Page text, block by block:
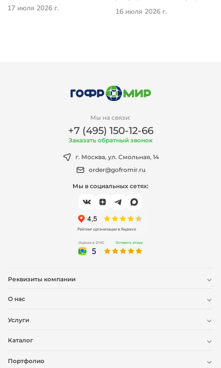
17 июля 2026 г. 16 июля 2026 г.
Мы на связи:
+7 (495) 150-12-66
Заказать обратный звонок
г. Москва, ул. Смольная, 14
order@gofromir.ru
Мы в социальных сетях:
Реквизиты компании
О нас
Услуги
Каталог
Портфолио